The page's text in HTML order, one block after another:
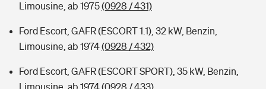
Limousine, ab 1975(0928 / 431)
Ford Escort, GAFR (ESCORT 1.1), 32 kW, Benzin,
Limousine, ab 1974(0928 / 432)
Ford Escort, GAFR (ESCORT SPORT), 35 kW, Benzin,
Limousine, ab 1974(0928 / 433)